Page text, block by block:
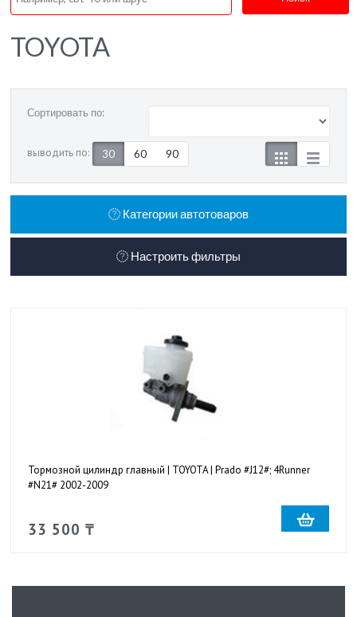
TOYOTA
Сортировать по:
выводить по: 30 60 90
Категории автотоваров
Настроить фильтры
Тормозной цилиндр главный | TOYOTA | Prado #J12#; 4Runner
#N21# 2002-2009
33 500 ₸